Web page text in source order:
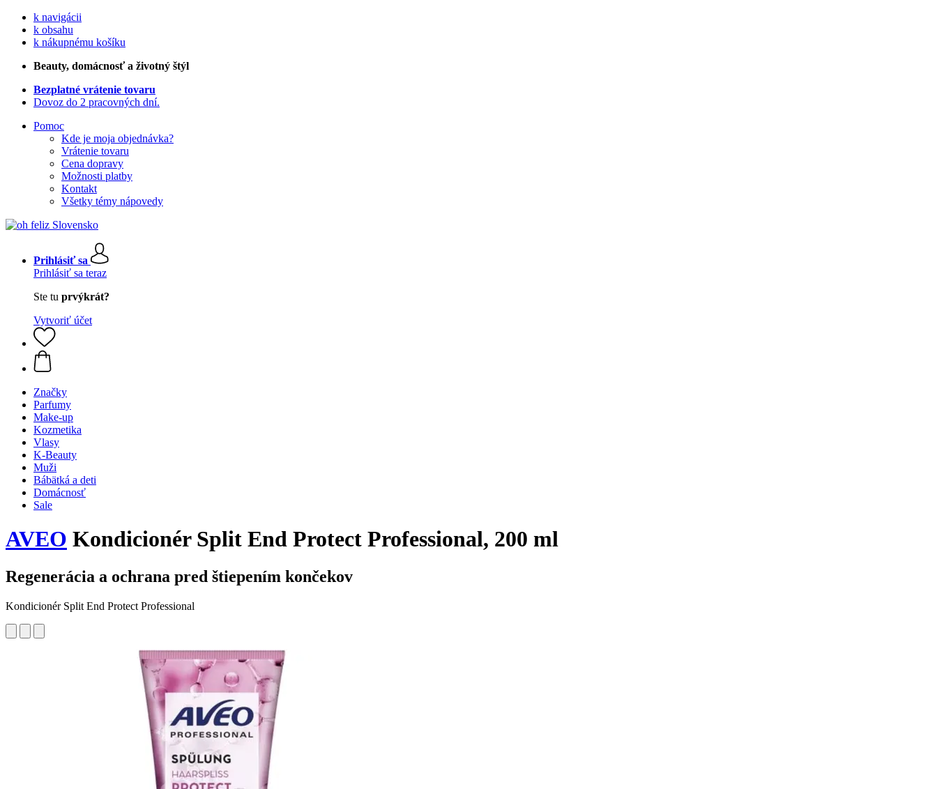
k navigácii
k obsahu
k nákupnému košíku
Beauty, domácnosť a životný štýl
Bezplatné vrátenie tovaru
Dovoz do 2 pracovných dní.
Pomoc
Kde je moja objednávka?
Vrátenie tovaru
Cena dopravy
Možnosti platby
Kontakt
Všetky témy nápovedy
Prihlásiť sa
Prihlásiť sa teraz
Ste tu prvýkrát?
Vytvoriť účet
Značky
Parfumy
Make-up
Kozmetika
Vlasy
K-Beauty
Muži
Bábätká a deti
Domácnosť
Sale
AVEO Kondicionér Split End Protect Professional, 200 ml
Regenerácia a ochrana pred štiepením končekov
Kondicionér Split End Protect Professional